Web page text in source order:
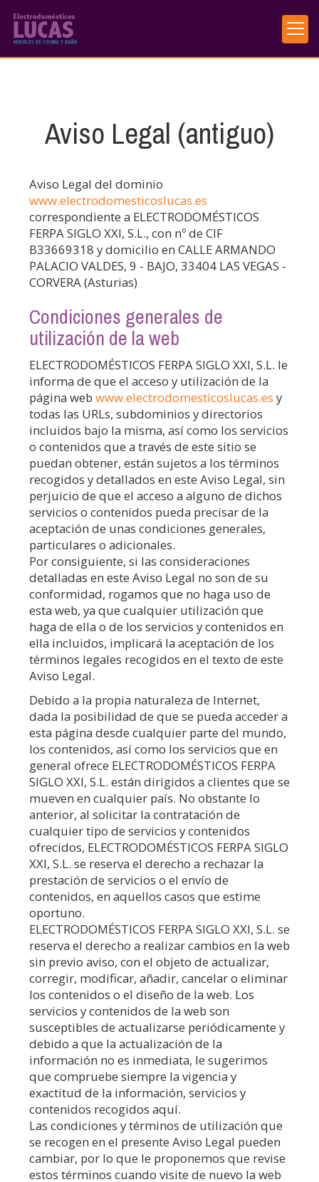
Aviso Legal (antiguo)
Aviso Legal del dominio
www.electrodomesticoslucas.es
correspondiente a ELECTRODOMÉSTICOS
FERPA SIGLO XXI, S.L., con nº de CIF
B33669318 y domicilio en CALLE ARMANDO
PALACIO VALDES, 9 - BAJO, 33404 LAS VEGAS -
CORVERA(Asturias)
Condiciones generales de
utilización de la web
ELECTRODOMÉSTICOS FERPA SIGLO XXI, S.L. le
informa de que el acceso y utilización de la
página web www.electrodomesticoslucas.es y
todas las URLs, subdominios y directorios
incluidos bajo la misma, así como los servicios
o contenidos que a través de este sitio se
puedan obtener, están sujetos a los términos
recogidos y detallados en este Aviso Legal, sin
perjuicio de que el acceso a alguno de dichos
servicios o contenidos pueda precisar de la
aceptación de unas condiciones generales,
particulares o adicionales.
Por consiguiente, si las consideraciones
detalladas en este Aviso Legal no son de su
conformidad, rogamos que no haga uso de
esta web, ya que cualquier utilización que
haga de ella o de los servicios y contenidos en
ella incluidos, implicará la aceptación de los
términos legales recogidos en el texto de este
Aviso Legal.
Debido a la propia naturaleza de Internet,
dada la posibilidad de que se pueda acceder a
esta página desde cualquier parte del mundo,
los contenidos, así como los servicios que en
general ofrece ELECTRODOMÉSTICOS FERPA
SIGLO XXI, S.L. están dirigidos a clientes que se
mueven en cualquier país. No obstante lo
anterior, al solicitar la contratación de
cualquier tipo de servicios y contenidos
ofrecidos, ELECTRODOMÉSTICOS FERPA SIGLO
XXI, S.L. se reserva el derecho a rechazar la
prestación de servicios o el envío de
contenidos, en aquellos casos que estime
oportuno.
ELECTRODOMÉSTICOS FERPA SIGLO XXI, S.L. se
reserva el derecho a realizar cambios en la web
sin previo aviso, con el objeto de actualizar,
corregir, modificar, añadir, cancelar o eliminar
los contenidos o el diseño de la web. Los
servicios y contenidos de la web son
susceptibles de actualizarse periódicamente y
debido a que la actualización de la
información no es inmediata, le sugerimos
que compruebe siempre la vigencia y
exactitud de la información, servicios y
contenidos recogidos aquí.
Las condiciones y términos de utilización que
se recogen en el presente Aviso Legal pueden
cambiar, por lo que le proponemos que revise
estos términos cuando visite de nuevo la web